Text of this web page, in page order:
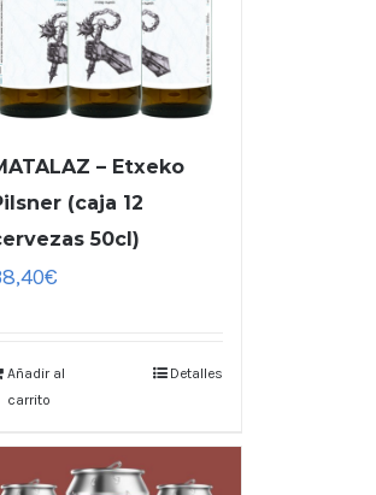
– Etxeko
(caja 12
50cl)
€
Añadir al
carrito
Detalles